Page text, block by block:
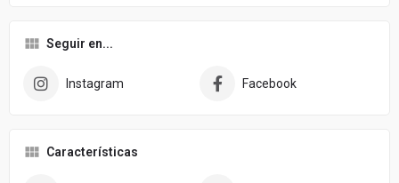
Seguir en...
Instagram Facebook
Características